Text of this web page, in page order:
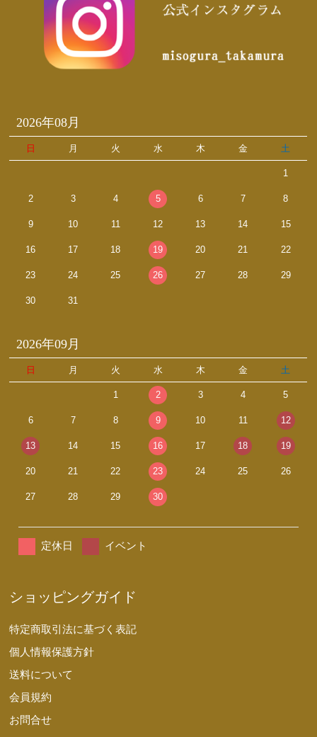
2026年08月
日 月 火 水 木 金 土
1
2 3 4 5 6 7 8
9 10 11 12 13 14 15
16 17 18 19 20 21 22
23 24 25 26 27 28 29
30 31
2026年09月
日 月 火 水 木 金 土
1 2 3 4 5
6 7 8 9 10 11 12
13 14 15 16 17 18 19
20 21 22 23 24 25 26
27 28 29 30
定休日 イベント
ショッピングガイド
特定商取引法に基づく表記
個人情報保護方針
送料について
会員規約
お問合せ